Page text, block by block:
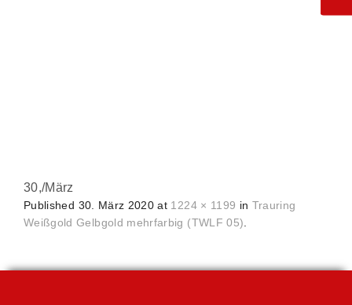
30,/März
Published 30. März 2020 at 1224 × 1199 in Trauring
Weißgold Gelbgold mehrfarbig (TWLF 05).